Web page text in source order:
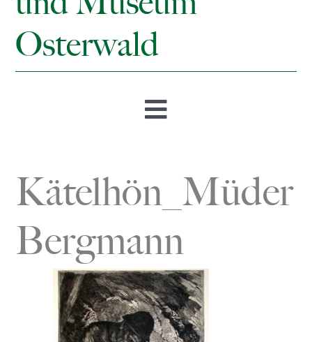
Osterwald
Toggle
Öffnungszeiten & Preise
Besucherbergwerk
Museum
Bergmannsweg
Kätelhön_Müder
Bergmann